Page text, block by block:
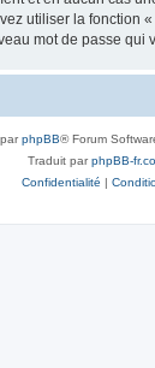
utiliser la
mot de passe qui
phpBB® Forum
Traduit parphpBB-
Confidentialité |